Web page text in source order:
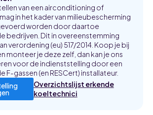
van een airconditioning of
in het kader van milieubescherming
worden door daartoe
bedrijven. Dit in overeenstemming
verordening (eu) 517/2014. Koop je bij
monteer je deze zelf, dan kan je ons
voor de indienststelling door een
gassen (en RESCert) installateur.
Overzichtslijst erkende
koeltechnici